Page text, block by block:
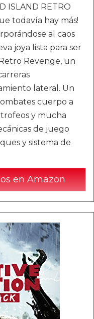
ISLAND RETRO
todavía hay más!
al caos
joya lista para ser
Revenge, un
lateral. Un
cuerpo a
y mucha
de juego
y sistema de
en Amazon